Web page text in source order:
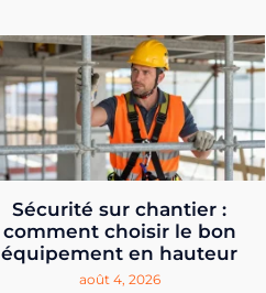
Sécurité sur chantier :
comment choisir le bon
équipement en hauteur
août 4, 2026